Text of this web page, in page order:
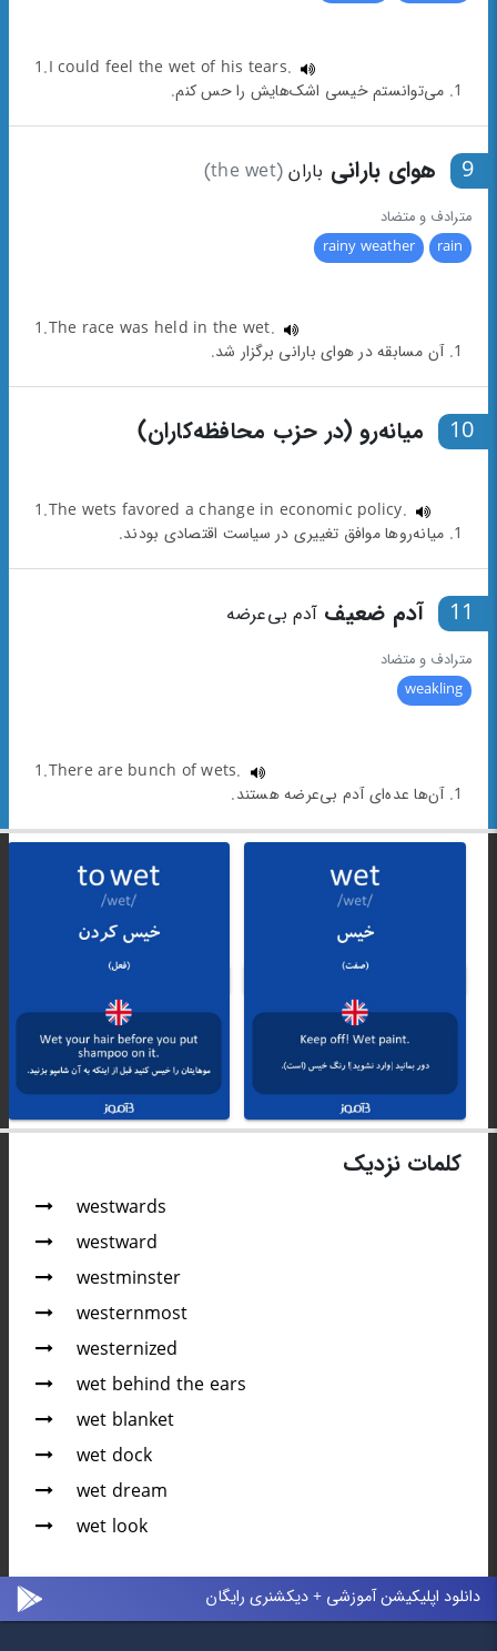
1.I could feel the wet of his tears.
1. می‌توانستم خیسی اشک‌هایش را حس کنم.
9 هوای بارانی باران (the wet)
مترادف و متضاد
rain
rainy weather
1.The race was held in the wet.
1. آن مسابقه در هوای بارانی برگزار شد.
10 میانه‌رو (در حزب محافظه‌کاران)
1.The wets favored a change in economic policy.
1. میانه‌روها موافق تغییری در سیاست اقتصادی بودند.
11 آدم ضعیف آدم بی‌عرضه
مترادف و متضاد
weakling
1.There are bunch of wets.
1. آن‌ها عده‌ای آدم بی‌عرضه هستند.
کلمات نزدیک
westwards
westward
westminster
westernmost
westernized
wet behind the ears
wet blanket
wet dock
wet dream
wet look
دانلود اپلیکیشن آموزشی + دیکشنری رایگان